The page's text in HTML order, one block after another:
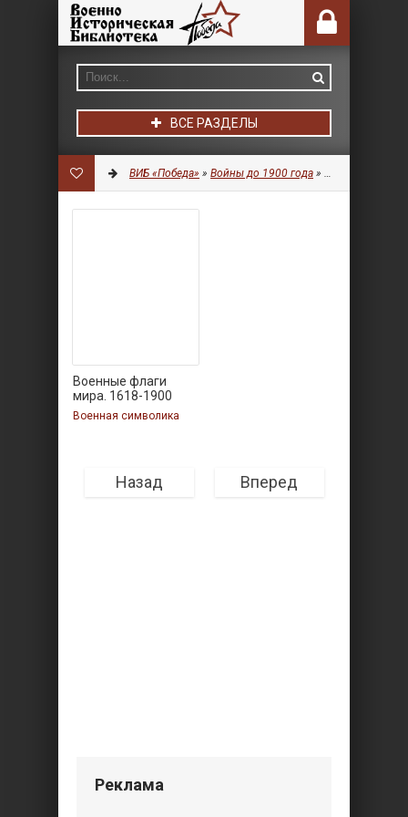
ВСЕ РАЗДЕЛЫ
ВИБ «Победа» » Войны до 1900 года » Военная
Военные флаги
мира. 1618-1900
Военная символика
Назад Вперед
Реклама